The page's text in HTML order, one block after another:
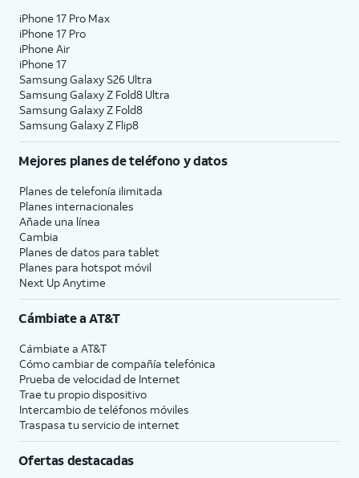
iPhone 17 Pro Max
iPhone 17 Pro
iPhone Air
iPhone 17
Samsung Galaxy S26 Ultra
Samsung Galaxy Z Fold8 Ultra
Samsung Galaxy Z Fold8
Samsung Galaxy Z Flip8
Mejores planes de teléfono y datos
Planes de telefonía ilimitada
Planes internacionales
Añade una línea
Cambia
Planes de datos para tablet
Planes para hotspot móvil
Next Up Anytime
Cámbiate aAT&T
Cámbiate a AT&T
Cómo cambiar de compañía telefónica
Prueba de velocidad de Internet
Trae tu propio dispositivo
Intercambio de teléfonos móviles
Traspasa tu servicio de internet
Ofertas destacadas